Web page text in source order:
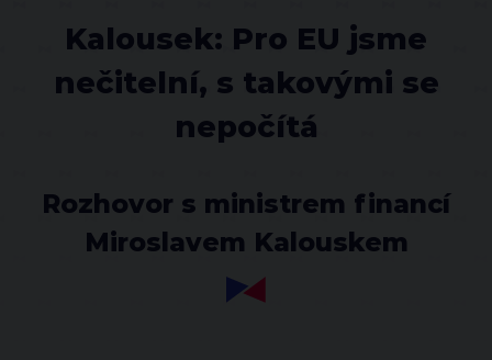
Kalousek: Pro EU jsme
nečitelní, s takovými se
nepočítá
Rozhovor s ministrem financí
Miroslavem Kalouskem